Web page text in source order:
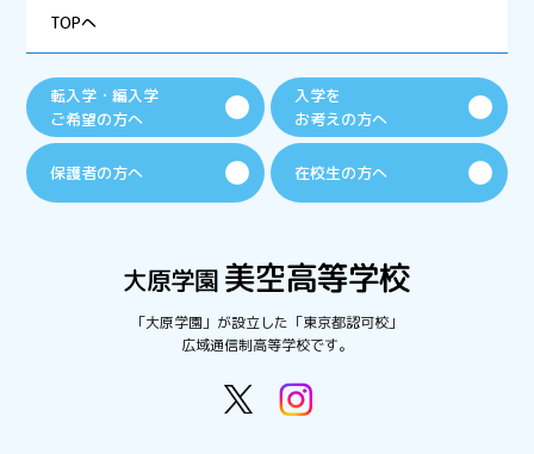
TOPへ
転入学・編入学
ご希望の方へ
入学を
お考えの方へ
保護者の方へ 在校生の方へ
「大原学園」が設立した「東京都認可校」
広域通信制高等学校です。